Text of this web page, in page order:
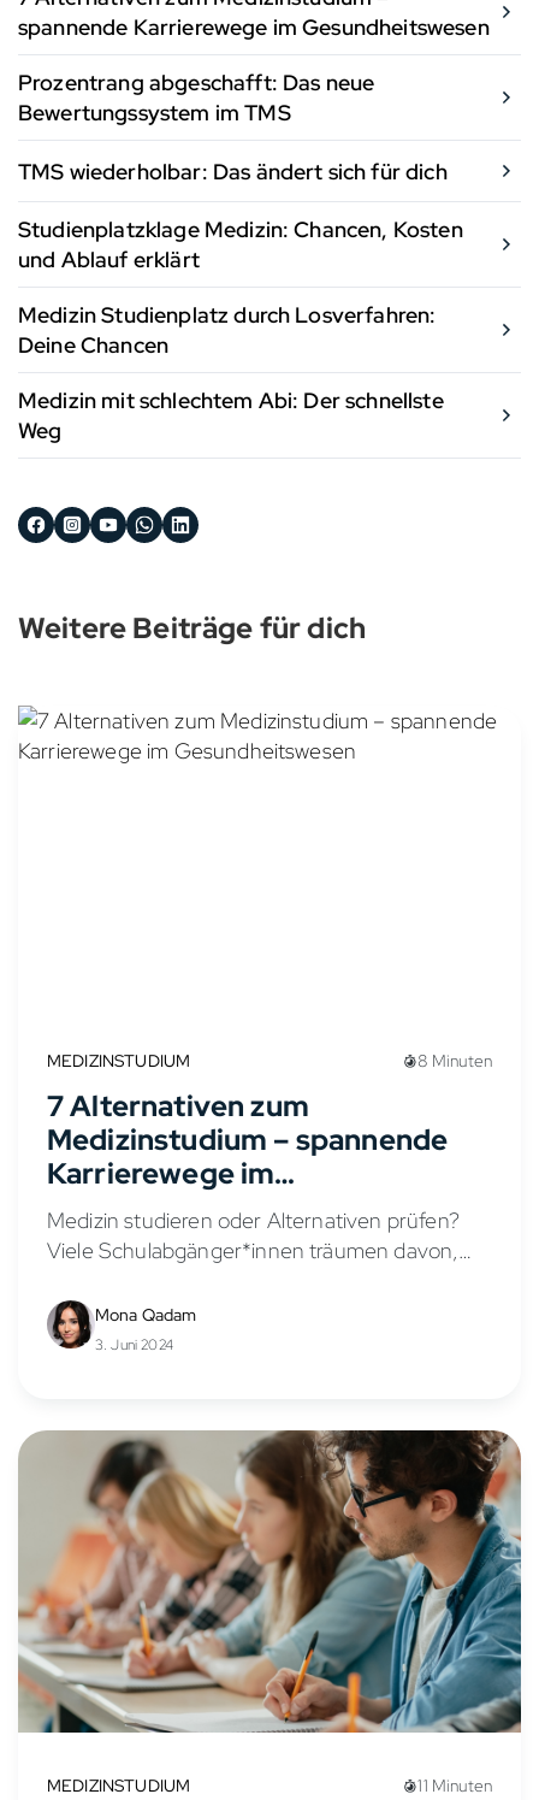
spannende Karrierewege im Gesundheitswesen
Prozentrang abgeschafft: Das neue
Bewertungssystem im TMS
TMS wiederholbar: Das ändert sich für dich
Studienplatzklage Medizin: Chancen, Kosten
und Ablauf erklärt
Medizin Studienplatz durch Losverfahren:
Deine Chancen
Medizin mit schlechtem Abi: Der schnellste
Weg
Weitere Beiträge für dich
MEDIZINSTUDIUM 8 Minuten
7 Alternativen zum
Medizinstudium – spannende
Karrierewege im
Gesundheitswesen
Medizin studieren oder Alternativen prüfen?
Viele Schulabgänger*innen träumen davon,
kann oder möchte ein langes, anspruchsvolles
und NC-beschränktes Medizinstudium
Mona Qadam
3. Juni 2024
MEDIZINSTUDIUM 11 Minuten